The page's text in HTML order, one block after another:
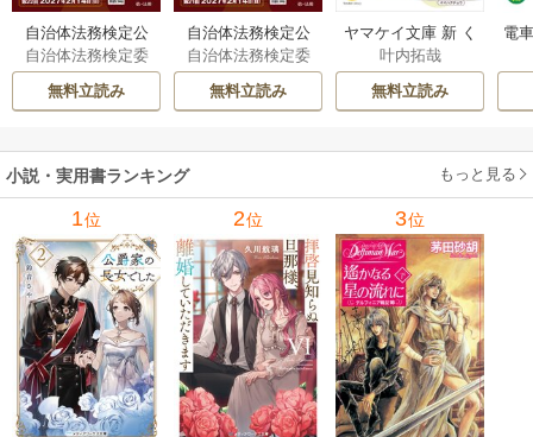
自治体法務検定公
式テキスト 政策
法務編 ２０２６
年度検定対応 1巻
自治体法務検定委
員会
無料立読み
自治体法務検定公
式テキスト 基本
法務編 ２０２６
年度検定対応 1巻
自治体法務検定委
員会
無料立読み
ヤマケイ文庫 新 く
らべてわかる野鳥3
00 1巻
叶内拓哉
無料立読み
電
小説・実用書ランキング もっと見る
1位 2位 3位